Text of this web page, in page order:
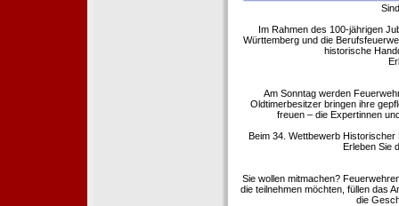
Im Rahmen des 100-jährigen
Württemberg und die
historische
Am Sonntag werden
Oldtimerbesitzer bringen ihre
freuen – die Expertinnen
Beim 34. Wettbewerb
Erleben Sie
Sie wollen mitmachen?
die teilnehmen möchten, füllen das
die